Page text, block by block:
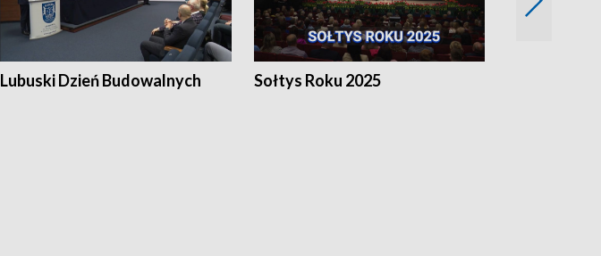
Lubuski Dzień Budowalnych Sołtys Roku 2025